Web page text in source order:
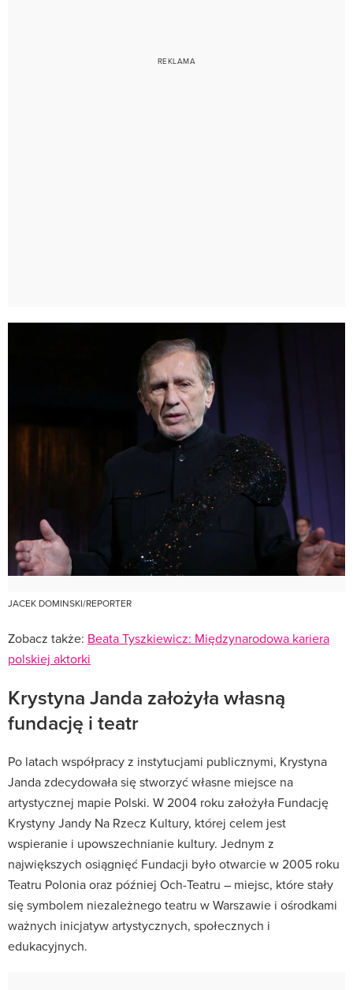
JACEK DOMINSKI/REPORTER
Zobacz także: Beata Tyszkiewicz: Międzynarodowa kariera
polskiej aktorki
Krystyna Janda założyła własną
fundację i teatr
Po latach współpracy z instytucjami publicznymi, Krystyna
Janda zdecydowała się stworzyć własne miejsce na
artystycznej mapie Polski. W 2004 roku założyła Fundację
Krystyny Jandy Na Rzecz Kultury, której celem jest
wspieranie i upowszechnianie kultury. Jednym z
największych osiągnięć Fundacji było otwarcie w 2005 roku
Teatru Polonia oraz później Och-Teatru – miejsc, które stały
się symbolem niezależnego teatru w Warszawie i ośrodkami
ważnych inicjatyw artystycznych, społecznych i
edukacyjnych.